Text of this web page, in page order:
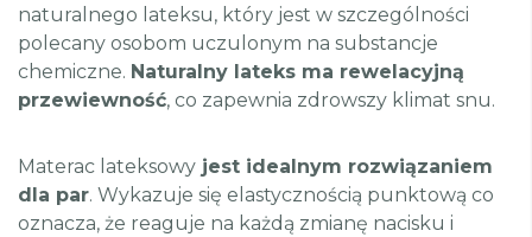
naturalnego lateksu, który jest w szczególności
polecany osobom uczulonym na substancje
chemiczne. Naturalny lateks ma rewelacyjną
przewiewność, co zapewnia zdrowszy klimat snu.
Materac lateksowy jest idealnym rozwiązaniem
dla par. Wykazuje się elastycznością punktową co
oznacza, że reaguje na każdą zmianę nacisku i